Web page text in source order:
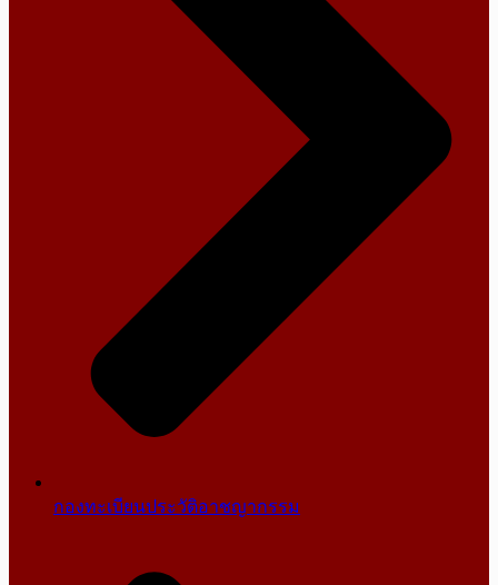
กองทะเบียนประวัติอาชญากรรม